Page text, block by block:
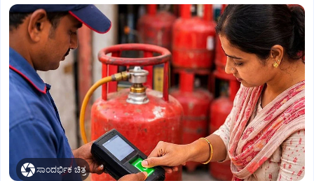
ಸಾಂದರ್ಭಿಕ ಚಿತ್ರ